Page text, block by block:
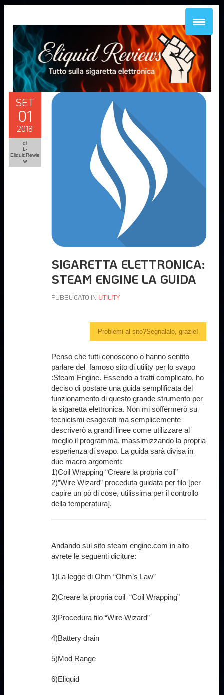
SET
01
2018
di
L-
EliquidRewie
w
SIGARETTA ELETTRONICA:
STEAM ENGINE LA GUIDA
PUBBLICATO IN UTILITY
Problemi al sito?Segnalalo, grazie!
Penso che tutti conoscono o hanno sentito
parlare del famoso sito di utility per lo svapo
:Steam Engine. Essendo a tratti complicato, ho
deciso di postare una guida semplificata del
funzionamento di questo grande strumento per
la sigaretta elettronica. Non mi soffermerò su
tecnicismi esagerati ma semplicemente
descriverò a grandi linee come utilizzare al
meglio il programma, massimizzando la propria
esperienza di svapo. La guida sarà divisa in
due macro argomenti:
1)Coil Wrapping “Creare la propria coil”
2)”Wire Wizard” proceduta guidata per filo [per
capire un pò di cose, utilissima per il controllo
della temperatura].
Andando sul sito steam engine.com in alto
avrete le seguenti diciture:
1)La legge di Ohm “Ohm’s Law”
2)Creare la propria coil “Coil Wrapping”
3)Procedura filo “Wire Wizard”
4)Battery drain
5)Mod Range
6)Eliquid